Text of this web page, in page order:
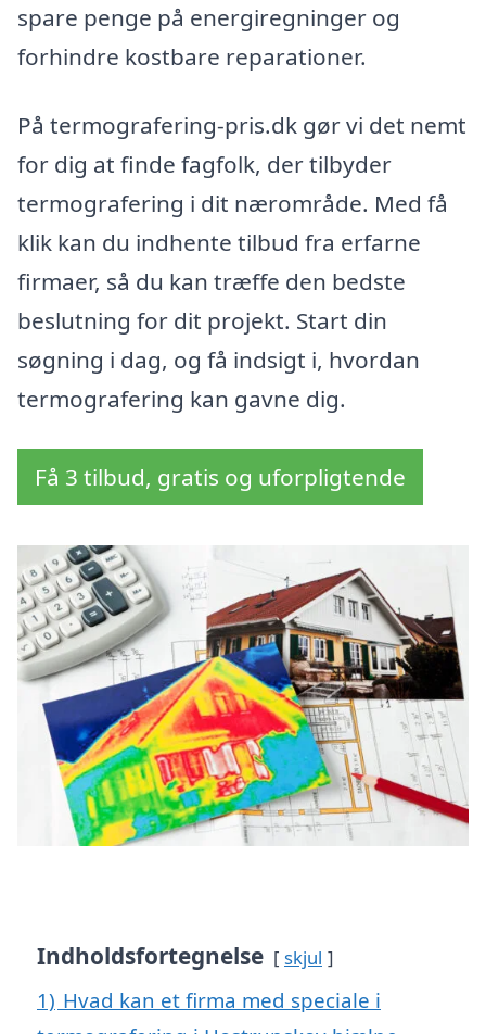
spare penge på energiregninger og
forhindre kostbare reparationer.
På termografering-pris.dk gør vi det nemt
for dig at finde fagfolk, der tilbyder
termografering i dit nærområde. Med få
klik kan du indhente tilbud fra erfarne
firmaer, så du kan træffe den bedste
beslutning for dit projekt. Start din
søgning i dag, og få indsigt i, hvordan
termografering kan gavne dig.
Få 3 tilbud, gratis og uforpligtende
Indholdsfortegnelse skjul
1) Hvad kan et firma med speciale i